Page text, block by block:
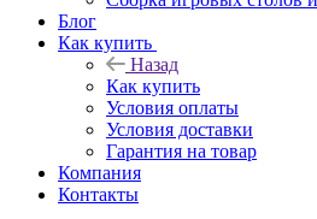
Блог
Как купить
Назад
Как купить
Условия оплаты
Условия доставки
Гарантия на товар
Компания
Контакты